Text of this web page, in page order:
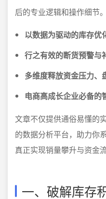
后的专业逻辑和操作细节
以数据为驱动的库存优
行之有效的断货预警与
多维度释放资金压力、
电商高成长企业必备的
文章不仅提供通俗易懂的
的数据分析平台，助力你
真正实现销量攀升与资金
一、破解库存